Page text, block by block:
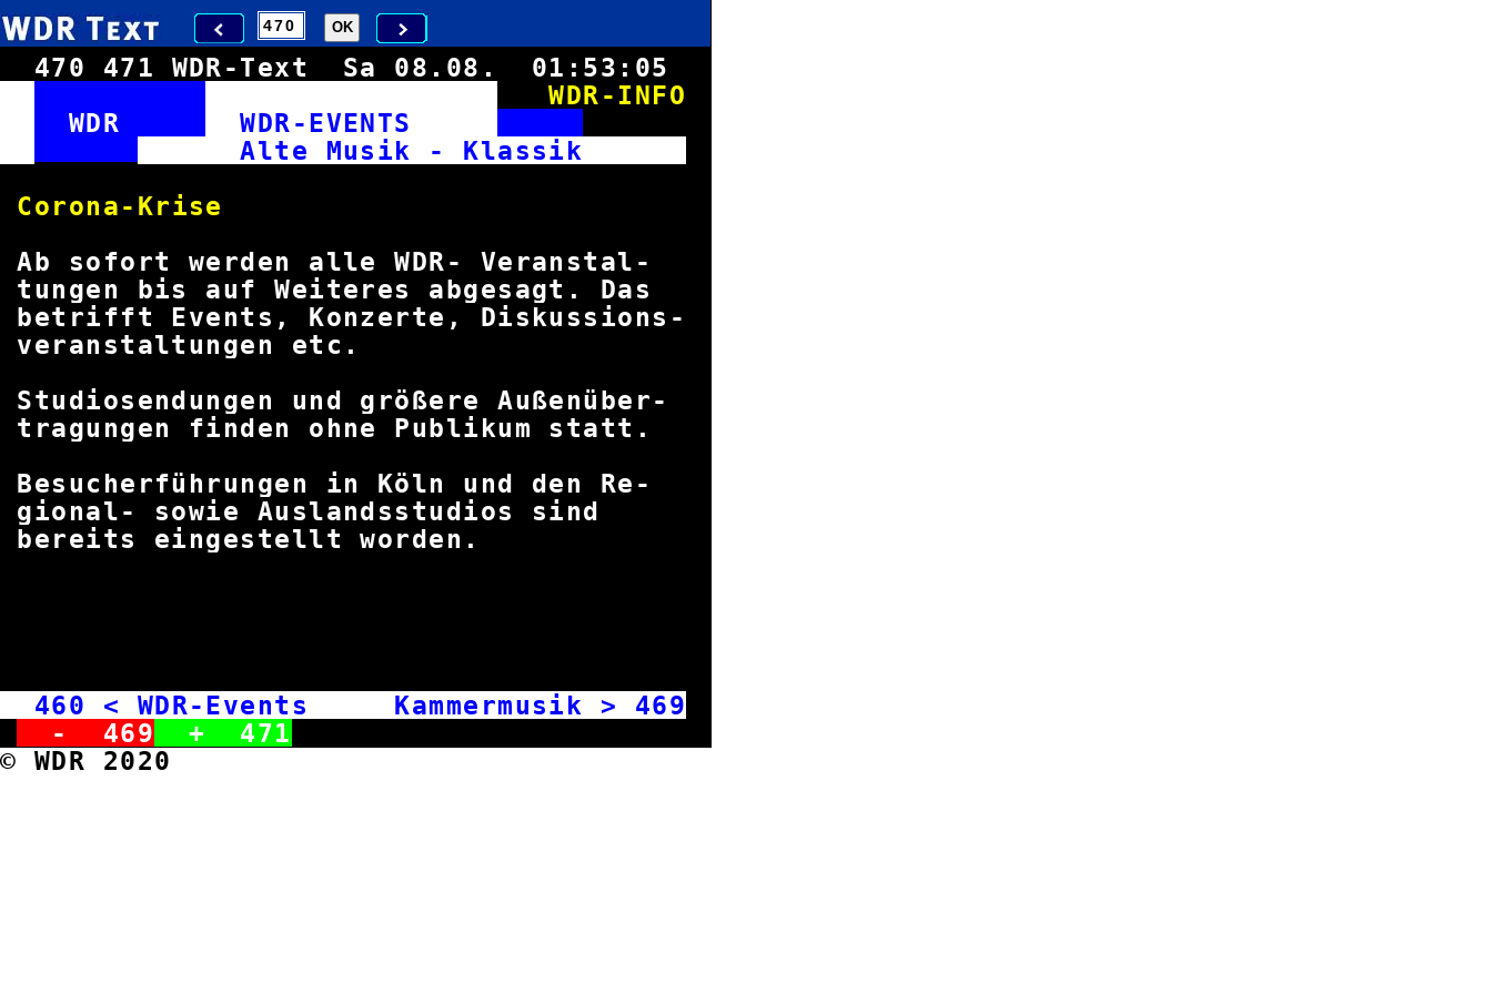
470 471 WDR-Text Sa 08.08. 01:53:05
WDR-INFO
WDR
WDR-EVENTS
Alte Musik - Klassik
Corona-Krise
Ab sofort werden alle WDR- Veranstal-
tungen bis auf Weiteres abgesagt. Das
betrifft Events, Konzerte, Diskussions-
veranstaltungen etc.
Studiosendungen und größere Außenüber-
tragungen finden ohne Publikum statt.
Besucherführungen in Köln und den Re-
gional- sowie Auslandsstudios sind
bereits eingestellt worden.
460 < WDR-Events Kammermusik > 469
- 469 + 471
© WDR 2020